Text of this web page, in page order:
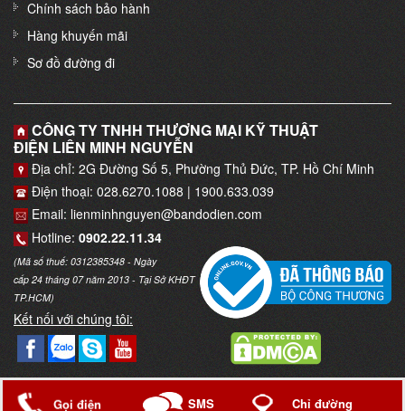
Chính sách bảo hành
Hàng khuyến mãi
Sơ đồ đường đi
CÔNG TY TNHH THƯƠNG MẠI KỸ THUẬT
ĐIỆN LIÊN MINH NGUYỄN
Địa chỉ: 2G Đường Số 5, Phường Thủ Đức, TP. Hồ Chí Minh
Điện thoại: 028.6270.1088 | 1900.633.039
Email: lienminhnguyen@bandodien.com
Hotline: 0902.22.11.34
(Mã số thuế: 0312385348 - Ngày
cấp 24 tháng 07 năm 2013 - Tại Sở KHĐT
TP.HCM)
Kết nối với chúng tôi:
Copyright © 2017 Trung tâm thiết bị điện. Thiết kế bởiWeb Bảo
Gọi điện SMS Chỉ đường